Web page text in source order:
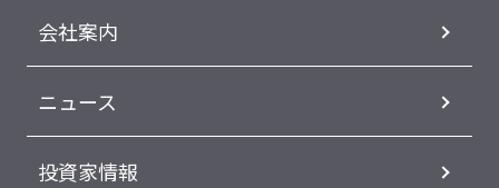
会社案内
ニュース
投資家情報